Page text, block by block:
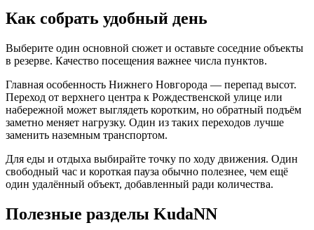
Как собрать удобный день
Выберите один основной сюжет и оставьте соседние объекты
в резерве. Качество посещения важнее числа пунктов.
Главная особенность Нижнего Новгорода — перепад высот.
Переход от верхнего центра к Рождественской улице или
набережной может выглядеть коротким, но обратный подъём
заметно меняет нагрузку. Один из таких переходов лучше
заменить наземным транспортом.
Для еды и отдыха выбирайте точку по ходу движения. Один
свободный час и короткая пауза обычно полезнее, чем ещё
один удалённый объект, добавленный ради количества.
Полезные разделы KudaNN